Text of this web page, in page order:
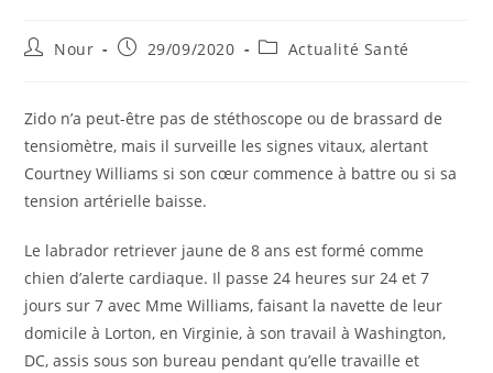
Auteur/autrice
publication :
Nour
Publication
29/09/2020
PostActualité Santé
Zido n’a peut-être pas de stéthoscope ou de brassard de
tensiomètre, mais il surveille les signes vitaux, alertant
Courtney Williams si son cœur commence à battre ou si sa
tension artérielle baisse.
Le labrador retriever jaune de 8 ans est formé comme
chien d’alerte cardiaque. Il passe 24 heures sur 24 et 7
jours sur 7 avec Mme Williams, faisant la navette de leur
domicile à Lorton, en Virginie, à son travail à Washington,
DC, assis sous son bureau pendant qu’elle travaille et